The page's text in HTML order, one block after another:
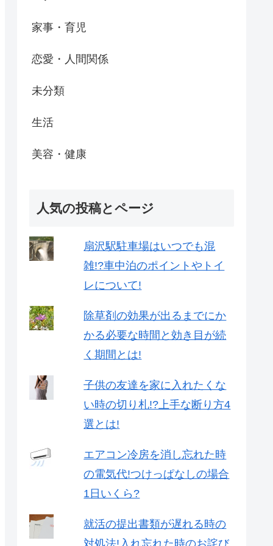
家事・育児
恋愛・人間関係
未分類
生活
美容・健康
人気の投稿とページ
扇沢駅駐車場はいつでも混
雑!?車中泊のポイントやトイ
レについて!
除草剤の効果が出るまでにか
かる必要な時間と効き目が続
く期間とは!
子供の友達を家に入れたくな
い時の切り札!?上手な断り方4
選とは!
エアコン冷房を消し忘れた時
の電気代!つけっぱなしの場合
1日いくら?
就活の提出書類が遅れる時の